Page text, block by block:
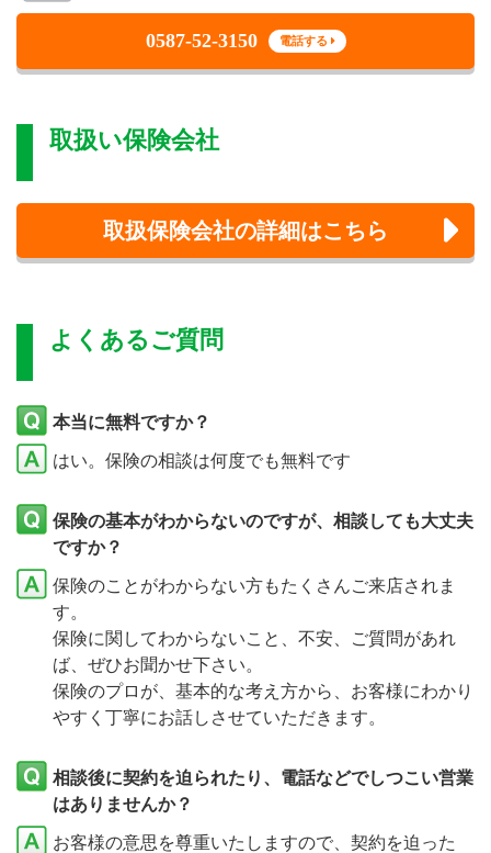
0587-52-3150 電話する
取扱い保険会社
取扱保険会社の詳細はこちら
よくあるご質問
本当に無料ですか？
はい。保険の相談は何度でも無料です
保険の基本がわからないのですが、相談しても大丈夫
ですか？
保険のことがわからない方もたくさんご来店されま
す。
保険に関してわからないこと、不安、ご質問があれ
ば、ぜひお聞かせ下さい。
保険のプロが、基本的な考え方から、お客様にわかり
やすく丁寧にお話しさせていただきます。
相談後に契約を迫られたり、電話などでしつこい営業
はありませんか？
お客様の意思を尊重いたしますので、契約を迫った